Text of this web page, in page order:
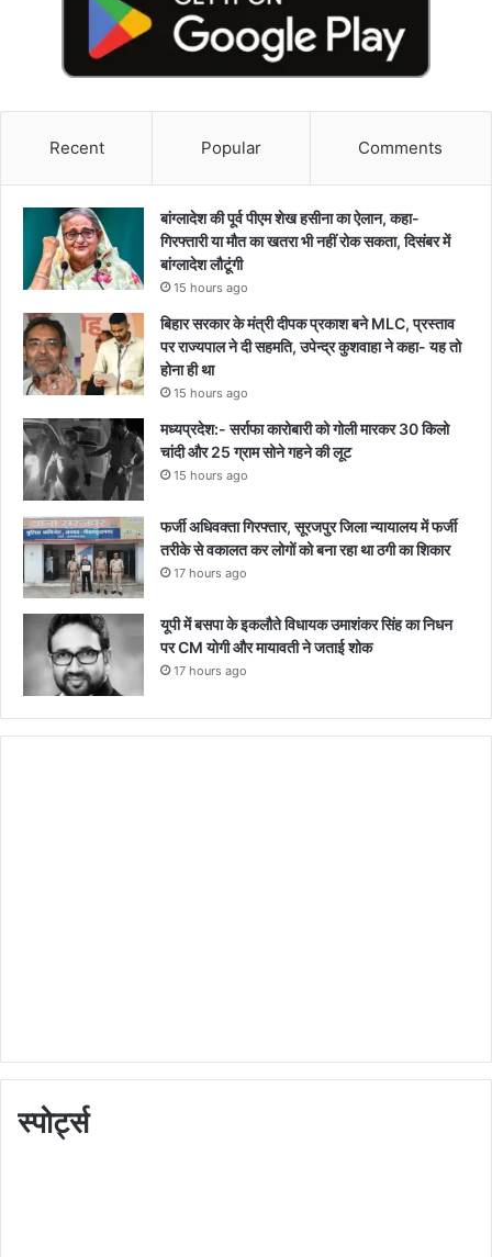
Recent Popular Comments
बांग्लादेश की पूर्व पीएम शेख हसीना का ऐलान, कहा-
गिरफ्तारी या मौत का खतरा भी नहीं रोक सकता, दिसंबर में
बांग्लादेश लौटूंगी
15 hours ago
बिहार सरकार के मंत्री दीपक प्रकाश बने MLC, प्रस्ताव
पर राज्यपाल ने दी सहमति, उपेन्द्र कुशवाहा ने कहा- यह तो
होना ही था
15 hours ago
मध्यप्रदेश:- सर्राफा कारोबारी को गोली मारकर 30 किलो
चांदी और 25 ग्राम सोने गहने की लूट
15 hours ago
फर्जी अधिवक्ता गिरफ्तार, सूरजपुर जिला न्यायालय में फर्जी
तरीके से वकालत कर लोगों को बना रहा था ठगी का शिकार
17 hours ago
यूपी में बसपा के इकलौते विधायक उमाशंकर सिंह का निधन
पर CM याेगी और मायावती ने जताई शोक
17 hours ago
स्पोर्ट्स